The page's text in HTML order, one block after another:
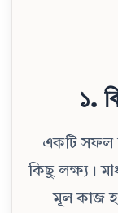
১.
একটি সফল
কিছু লক্ষ্য।
মূল কাজ